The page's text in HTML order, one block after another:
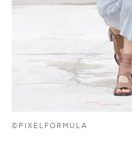
©PIXELFORMULA